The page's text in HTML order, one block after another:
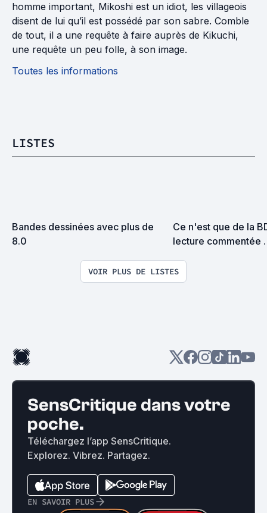
homme important, Mikoshi est un idiot, les villageois
disent de lui qu’il est possédé par son sabre. Comble
de tout, il a une requête à faire auprès de Kikuchi,
une requête un peu folle, à son image.
Toutes les informations
LISTES
Bandes dessinées avec plus de
8.0
Ce n'est que de la
lecture commentée
VOIR PLUS DE LISTES
SensCritique dans votre
poche.
Téléchargez l’app SensCritique.
Explorez. Vibrez. Partagez.
EN SAVOIR PLUS